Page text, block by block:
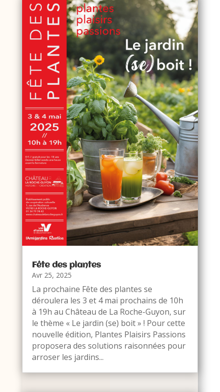
Fête des plantes
Avr 25, 2025
La prochaine Fête des plantes se
déroulera les 3 et 4 mai prochains de 10h
à 19h au Château de La Roche-Guyon, sur
le thème « Le jardin (se) boit » ! Pour cette
nouvelle édition, Plantes Plaisirs Passions
proposera des solutions raisonnées pour
arroser les jardins...